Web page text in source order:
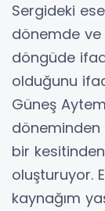
Sergideki
dönemde ve
döngüde
olduğunu
Güneş
döneminden
bir
oluşturuyor.
kaynağım